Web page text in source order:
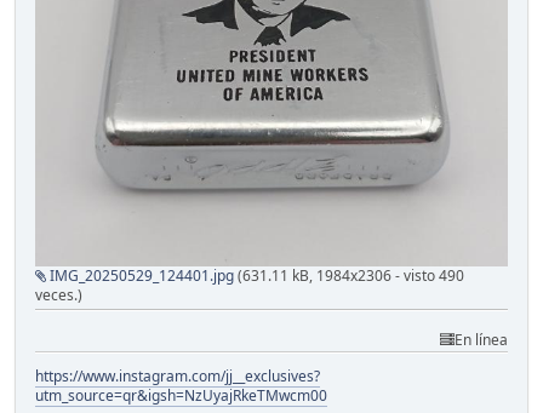
IMG_20250529_124401.jpg(631.11 kB, 1984x2306 - visto 490
veces.)
En línea
https://www.instagram.com/jj__exclusives?
utm_source=qr&igsh=NzUyajRkeTMwcm00